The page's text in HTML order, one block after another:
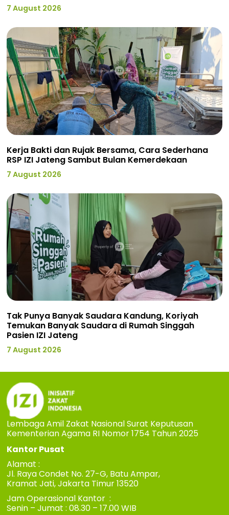
7 August 2026
Kerja Bakti dan Rujak Bersama, Cara Sederhana
RSP IZI Jateng Sambut Bulan Kemerdekaan
7 August 2026
Tak Punya Banyak Saudara Kandung, Koriyah
Temukan Banyak Saudara di Rumah Singgah
Pasien IZI Jateng
7 August 2026
Lembaga Amil Zakat Nasional Surat Keputusan
Kementerian Agama RI Nomor 1754 Tahun 2025
Kantor Pusat
Alamat :
Jl. Raya Condet No. 27-G, Batu Ampar,
Kramat Jati, Jakarta Timur 13520
Jam Operasional Kantor :
Senin – Jumat : 08.30 – 17.00 WIB